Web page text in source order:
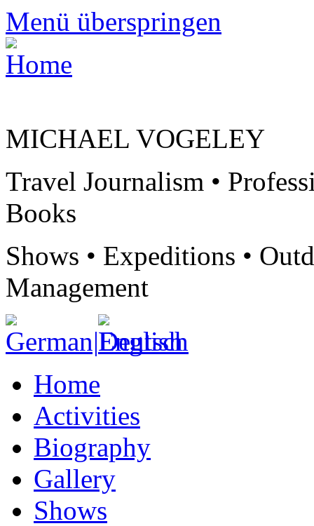
Menü überspringen
MICHAEL VOGELEY
Travel Journalism •
Books
Shows • Expeditions •
Management
Home
Activities
Biography
Gallery
Shows